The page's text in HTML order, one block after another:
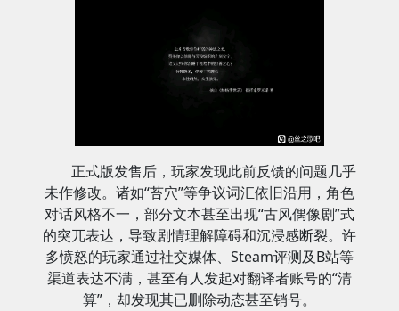
正式版发售后，玩家发现此前反馈的问题几乎
未作修改。诸如“苔穴”等争议词汇依旧沿用，角色
对话风格不一，部分文本甚至出现“古风偶像剧”式
的突兀表达，导致剧情理解障碍和沉浸感断裂。许
多愤怒的玩家通过社交媒体、Steam评测及B站等
渠道表达不满，甚至有人发起对翻译者账号的“清
算”，却发现其已删除动态甚至销号。